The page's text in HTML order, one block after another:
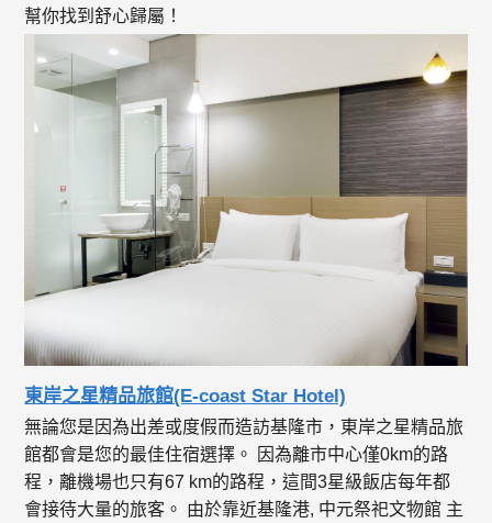
幫你找到舒心歸屬！
東岸之星精品旅館(E-coast Star Hotel)
無論您是因為出差或度假而造訪基隆市，東岸之星精品旅
館都會是您的最佳住宿選擇。 因為離市中心僅0km的路
程，離機場也只有67 km的路程，這間3星級飯店每年都
會接待大量的旅客。 由於靠近基隆港, 中元祭祀文物館 主